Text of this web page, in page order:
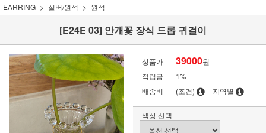
EARRING 실버/원석 원석
[E24E 03] 안개꽃 장식 드롭 귀걸이
상품가 39000원
적립금
1%
배송비
(조건) 지역별
색상 선택